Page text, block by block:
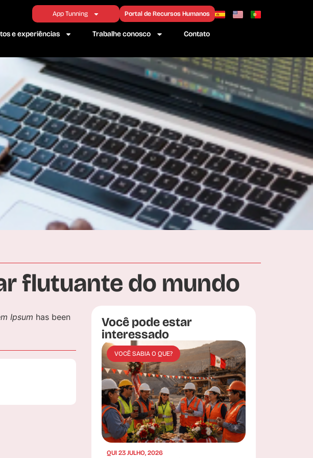
App Tunning Portal de Recursos Humanos
e experiências Trabalhe conosco Contato
flutuante do mundo
Ipsum has been
Você pode estar
interessado
VOCÊ SABIA O QUE?
QUI 23 JULHO, 2026